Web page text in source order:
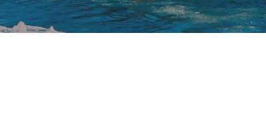
истории и культуры
развлечений
Аудиогид
Мой маршрут